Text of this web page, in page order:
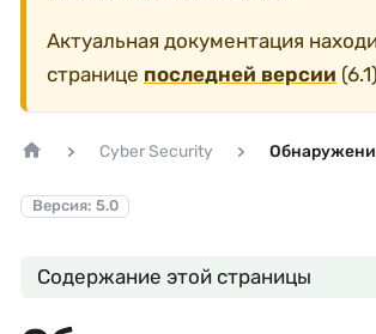
Актуальная документация
странице последней версии (6.1
Cyber Security
Версия: 5.0
Содержание этой страницы